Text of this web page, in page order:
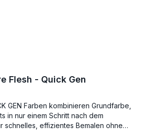
Flesh - Quick Gen
GEN Farben kombinieren Grundfarbe,
in nur einem Schritt nach dem
schnelles, effizientes Bemalen ohne